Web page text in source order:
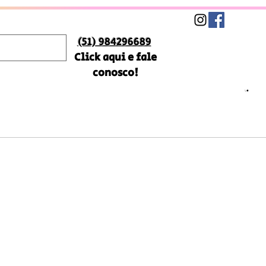
(51) 984296689
Click aqui e fale
conosco!